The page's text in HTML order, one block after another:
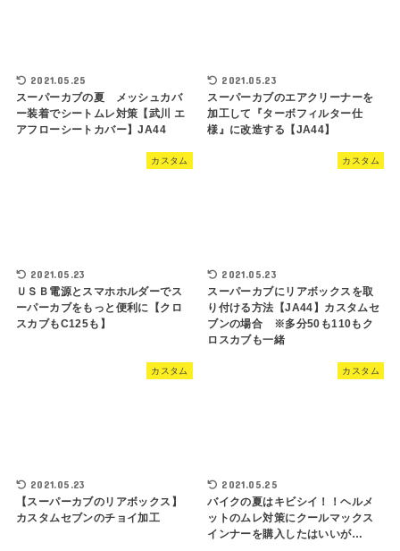
2021.05.25
スーパーカブの夏 メッシュカバ
ー装着でシートムレ対策【武川 エ
アフローシートカバー】JA44
2021.05.23
スーパーカブのエアクリーナーを
加工して『ターボフィルター仕
様』に改造する【JA44】
カスタム
2021.05.23
ＵＳＢ電源とスマホホルダーでス
ーパーカブをもっと便利に【クロ
スカブもC125も】
カスタム
2021.05.23
スーパーカブにリアボックスを取
り付ける方法【JA44】カスタムセ
ブンの場合 ※多分50も110もク
ロスカブも一緒
カスタム
2021.05.23
【スーパーカブのリアボックス】
カスタムセブンのチョイ加工
カスタム
2021.05.25
バイクの夏はキビシイ！！ヘルメ
ットのムレ対策にクールマックス
インナーを購入したはいいが…